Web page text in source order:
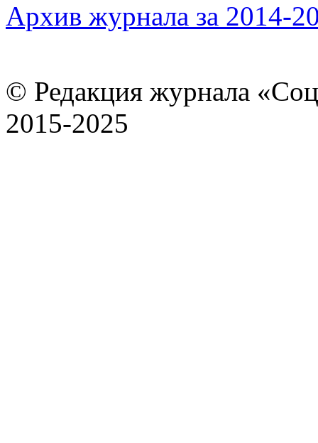
Архив журнала за 2014-
© Редакция журнала
2015-2025